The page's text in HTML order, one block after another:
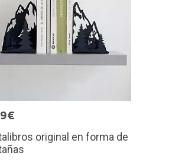
original en forma de